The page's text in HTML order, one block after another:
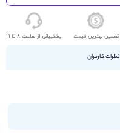
تضمین بهترین قیمت پشتیبانی از ساعت 8 تا 19
نظرات کاربران